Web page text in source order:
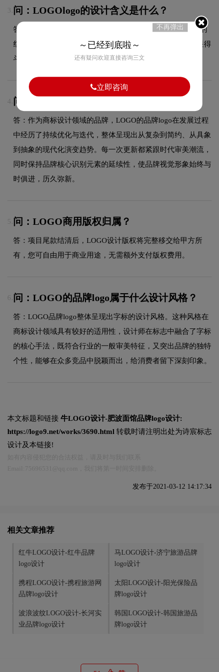
3. 问：LOGOlogo的设计含义是什么？
答：红牛品牌的英文名为"Red Bull"，品牌标志由两头相抵的
红牛和一个太阳组成，设计明快醒目，充满能量与力量，显得
斗志昂扬，活力四射，与产品功能诉求相类似。
4. 问：LOGO品牌logo有过演变吗？
答：作为商标设计领域的品牌，LOGO的品牌logo在发展过程
中经历了持续优化与迭代，整体呈现出从复杂到简约、从具象
到抽象的现代化演变趋势。每一次更新都紧跟时代审美潮流，
同时保持品牌核心识别元素的延续性，使品牌视觉形象始终与
时俱进，历久弥新。
5. 问：LOGO商用版权归属？
答：项目尾款结清后，LOGO设计版权将完整移交给甲方所
有，您可自由用于商业用途，无需额外支付版权费用。
6. 问：LOGO的品牌logo属于什么设计风格？
答：LOGO品牌logo整体呈现出字标的设计风格。这种风格在
商标设计领域具有较好的适用性，设计师在标志中融合了字标
的核心手法，既符合行业的一般审美特征，又突出品牌的独特
个性，能够在众多竞品中脱颖而出，给消费者留下深刻印象。
本文标题和链接 牛LOGO设计-肥波面馆品牌logo设计:
https://logo9.net/works/3690.html 转载时请注明出处为诗宸标志
设计及本链接!
发布于2021-03-12 14:17:34
相关文章推荐
红牛LOGO设计-红牛品牌
logo设计
马LOGO设计-济宁旅游品牌
logo设计
携程LOGO设计-携程旅游网
品牌logo设计
太阳LOGO设计-阳光保险品
牌logo设计
波浪波纹LOGO设计-长河实
业品牌logo设计
韩国LOGO设计-韩国旅游品
牌logo设计
不再弹出
～已经到底啦～
还有疑问欢迎直接咨询三文
立即咨询